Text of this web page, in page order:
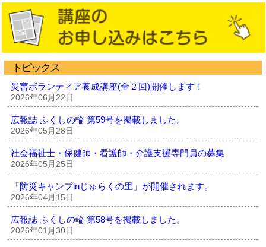
トピックス
災害ボランティア養成講座(全２回)開催します！
2026年06月22日
広報誌 ふくしの輪 第59号を掲載しました。
2026年05月28日
社会福祉士・保健師・看護師・介護支援専門員の募集
2026年05月25日
「防災キャンプinじゅらくの里」が開催されます。
2026年04月15日
広報誌 ふくしの輪 第58号を掲載しました。
2026年01月30日